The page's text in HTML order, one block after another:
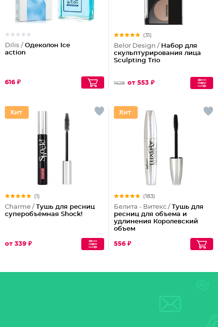
Dilis / Одеколон Ice
action
616 ₽
(31)
Belor Design / Набор для
скульптурирования лица
Sculpting Triо
1628 от 553 ₽
(1)
Charme / Тушь для ресниц
суперобъёмная Shock!
от 339 ₽
(183)
Белита - Витекс / Тушь для
ресниц для объема и
удлинения Королевский
объем
556 ₽